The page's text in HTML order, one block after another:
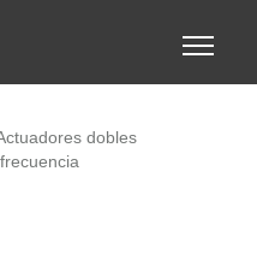
Toggle
dobles